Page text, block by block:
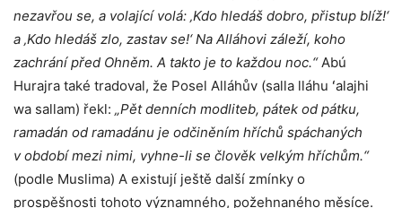
nezavřou se, a volající volá: ‚Kdo hledáš dobro, přistup blíž!‘
a ‚Kdo hledáš zlo, zastav se!‘ Na Alláhovi záleží, koho
zachrání před Ohněm. A takto je to každou noc.“Abú
Hurajra také tradoval, že Posel Alláhův (salla lláhu ʻalajhi
wa sallam) řekl: „Pět denních modliteb, pátek od pátku,
ramadán od ramadánu je odčiněním hříchů spáchaných
v období mezi nimi, vyhne-li se člověk velkým hříchům.“
(podle Muslima) A existují ještě další zmínky o
prospěšnosti tohoto významného, požehnaného měsíce.